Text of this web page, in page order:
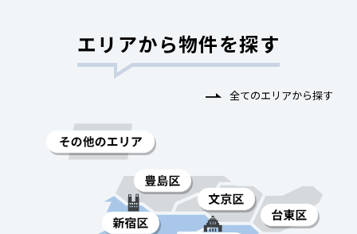
エリアから物件を探す
全てのエリアから探す